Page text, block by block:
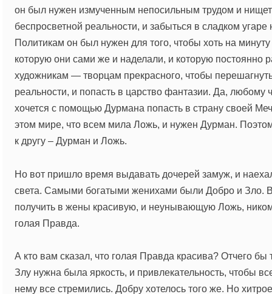
он был нужен измученным непосильным трудом и
беспросветной реальности, и забыться в сладком угаре
Политикам он был нужен для того, чтобы хоть на минуту
которую они сами же и наделали, и которую постоянно
художникам — творцам прекрасного, чтобы
реальности, и попасть в царство фантазии. Да, любому
хочется с помощью Дурмана попасть в страну своей
этом мире, что всем мила Ложь, и нужен Дурман.
к другу – Дурман и Ложь.
Но вот пришло время выдавать дочерей замуж, и
света. Самыми богатыми женихами были Добро и Зло.
получить в жены красивую, и неунывающую Ложь,
голая Правда.
А кто вам сказал, что голая Правда красива? Отчего бы
Злу нужна была яркость, и привлекательность, чтобы
нему все стремились. Добру хотелось того же. Но